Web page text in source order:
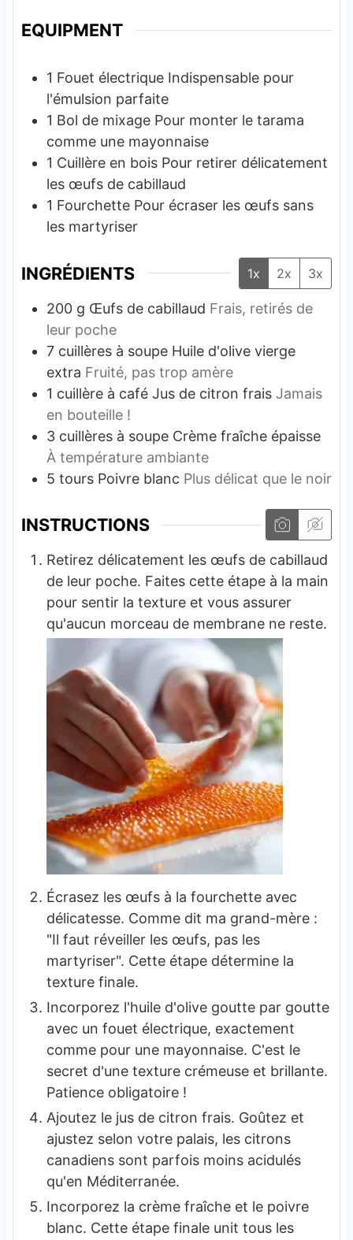
EQUIPMENT
1 Fouet électrique Indispensable pour
l'émulsion parfaite
1 Bol de mixage Pour monter le tarama
comme une mayonnaise
1 Cuillère en bois Pour retirer délicatement
les œufs de cabillaud
1 Fourchette Pour écraser les œufs sans
les martyriser
INGRÉDIENTS 1x 2x 3x
200 g Œufs de cabillaud Frais, retirés de
leur poche
7 cuillères à soupe Huile d'olive vierge
extra Fruité, pas trop amère
1 cuillère à café Jus de citron frais Jamais
en bouteille !
3 cuillères à soupe Crème fraîche épaisse
À température ambiante
5 tours Poivre blanc Plus délicat que le noir
INSTRUCTIONS
Retirez délicatement les œufs de cabillaud
de leur poche. Faites cette étape à la main
pour sentir la texture et vous assurer
qu'aucun morceau de membrane ne reste.
Écrasez les œufs à la fourchette avec
délicatesse. Comme dit ma grand-mère :
"Il faut réveiller les œufs, pas les
martyriser". Cette étape détermine la
texture finale.
Incorporez l'huile d'olive goutte par goutte
avec un fouet électrique, exactement
comme pour une mayonnaise. C'est le
secret d'une texture crémeuse et brillante.
Patience obligatoire !
Ajoutez le jus de citron frais. Goûtez et
ajustez selon votre palais, les citrons
canadiens sont parfois moins acidulés
qu'en Méditerranée.
Incorporez la crème fraîche et le poivre
blanc. Cette étape finale unit tous les